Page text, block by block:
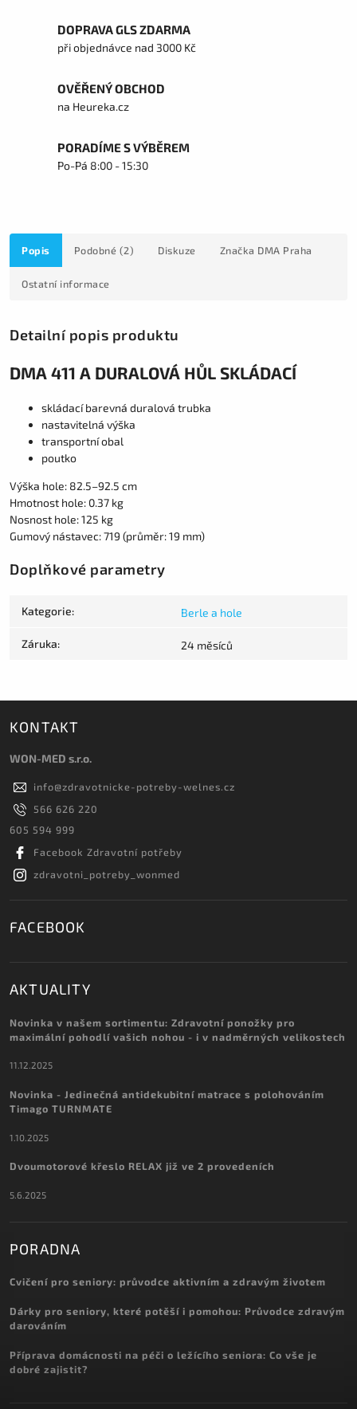
DOPRAVA GLS ZDARMA
při objednávce nad 3000 Kč
OVĚŘENÝ OBCHOD
na Heureka.cz
PORADÍME S VÝBĚREM
Po-Pá 8:00 - 15:30
Popis Podobné (2) Diskuze Značka DMA Praha
Ostatní informace
Detailní popis produktu
DMA 411 A DURALOVÁ HŮL SKLÁDACÍ
skládací barevná duralová trubka
nastavitelná výška
transportní obal
poutko
Výška hole: 82.5–92.5 cm
Hmotnost hole: 0.37 kg
Nosnost hole: 125 kg
Gumový nástavec: 719 (průměr: 19 mm)
Doplňkové parametry
Kategorie: Berle a hole
Záruka: 24 měsíců
KONTAKT
WON-MED s.r.o.
info@zdravotnicke-potreby-welnes.cz
566 626 220
605 594 999
Facebook Zdravotní potřeby
zdravotni_potreby_wonmed
FACEBOOK
AKTUALITY
Novinka v našem sortimentu: Zdravotní ponožky pro
maximální pohodlí vašich nohou - i v nadměrných velikostech
11.12.2025
Novinka - Jedinečná antidekubitní matrace s polohováním
Timago TURNMATE
1.10.2025
Dvoumotorové křeslo RELAX již ve 2 provedeních
5.6.2025
PORADNA
Cvičení pro seniory: průvodce aktivním a zdravým životem
Dárky pro seniory, které potěší i pomohou: Průvodce zdravým
darováním
Příprava domácnosti na péči o ležícího seniora: Co vše je
dobré zajistit?